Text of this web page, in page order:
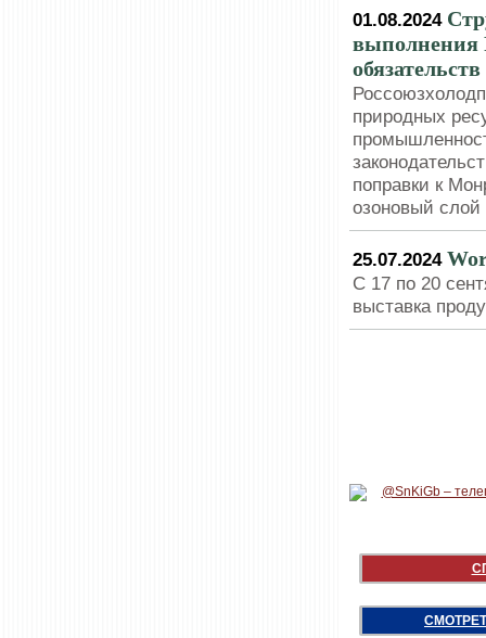
01.08.2024
выполнения
обязательств
природных
поправки к
озоновый слой
25.07.2024
С 17 по 20
выставка